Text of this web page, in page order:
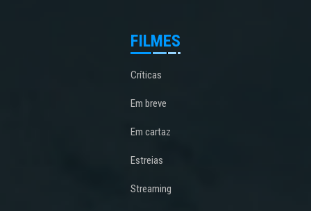
FILMES
Críticas
Em breve
Em cartaz
Estreias
Streaming